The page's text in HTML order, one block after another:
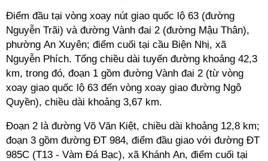
Điểm đầu tại vòng xoay nút giao quốc lộ 63 (đường
Nguyễn Trãi) và đường Vành đai 2 (đường Mậu Thân),
phường An Xuyên; điểm cuối tại cầu Biện Nhị, xã
Nguyễn Phích. Tổng chiều dài tuyến đường khoảng 42,3
km, trong đó, đoạn 1 gồm đường Vành đai 2 (từ vòng
xoay giao quốc lộ 63 đến vòng xoay giao đường Ngô
Quyền), chiều dài khoảng 3,67 km.
Đoạn 2 là đường Võ Văn Kiệt, chiều dài khoảng 12,8 km;
đoạn 3 gồm đường ĐT 984, điểm đầu giao với đường ĐT
985C (T13 - Vàm Đá Bạc), xã Khánh An, điểm cuối tại